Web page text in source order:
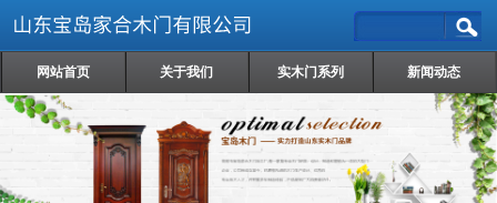
网站首页 关于我们 实木门系列 新闻动态